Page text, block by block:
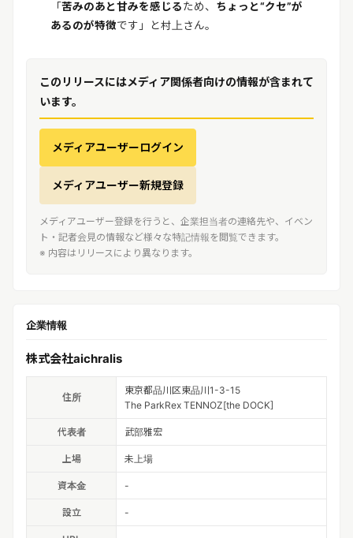
「苦みのあと甘みを感じるため、 ちょっと“クセ”が
あるのが特徴です」と村上さん。
このリリースにはメディア関係者向けの情報が含まれて
います。
メディアユーザーログイン
メディアユーザー新規登録
メディアユーザー登録を行うと、企業担当者の連絡先や、イベン
ト・記者会見の情報など様々な特記情報を閲覧できます。
※ 内容はリリースにより異なります。
企業情報
株式会社aichralis
住所
東京都品川区東品川1-3-15
The ParkRex TENNOZ[the DOCK]
代表者 武部雅宏
上場 未上場
資本金 -
設立 -